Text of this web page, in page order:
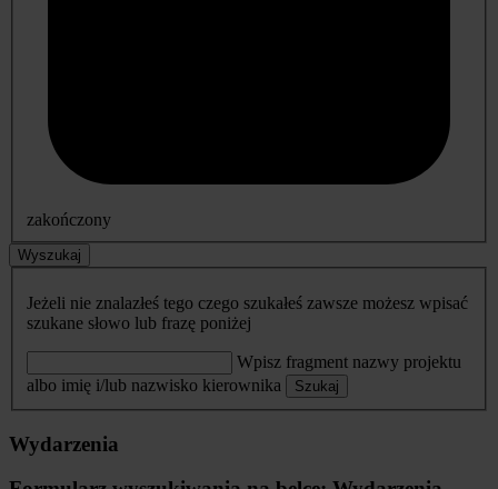
zakończony
Wyszukaj
Jeżeli nie znalazłeś tego czego szukałeś zawsze możesz wpisać
szukane słowo lub frazę poniżej
Wpisz fragment nazwy projektu
albo imię i/lub nazwisko kierownika
Szukaj
Wydarzenia